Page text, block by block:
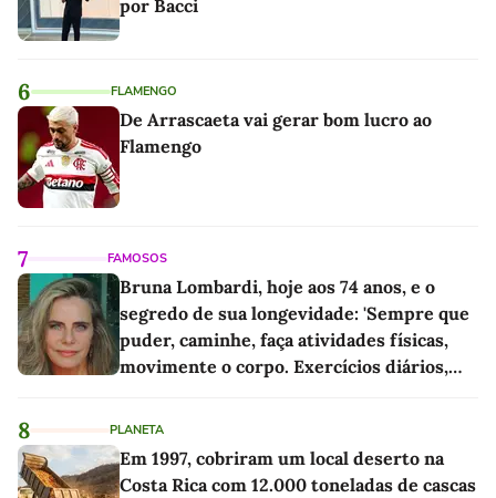
por Bacci
6 FLAMENGO
De Arrascaeta vai gerar bom lucro ao
Flamengo
7 FAMOSOS
Bruna Lombardi, hoje aos 74 anos, e o
segredo de sua longevidade: 'Sempre que
puder, caminhe, faça atividades físicas,
movimente o corpo. Exercícios diários,
8 PLANETA
Em 1997, cobriram um local deserto na
Costa Rica com 12.000 toneladas de cascas